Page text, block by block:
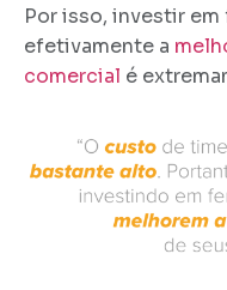
Por isso, investir
efetivamente a
comercial é